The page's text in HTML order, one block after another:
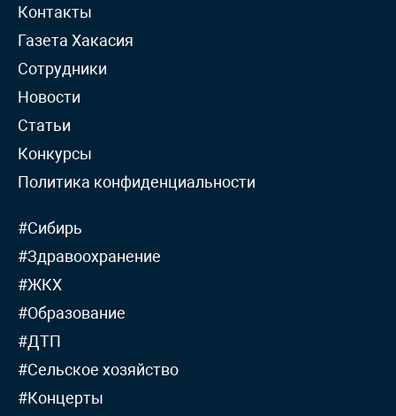
Контакты
Газета Хакасия
Сотрудники
Новости
Статьи
Конкурсы
Политика конфиденциальности
#Сибирь
#Здравоохранение
#ЖКХ
#Образование
#ДТП
#Сельское хозяйство
#Концерты